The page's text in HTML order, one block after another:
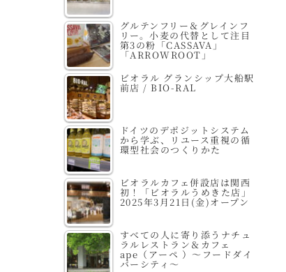
グルテンフリー＆グレインフ
リー。小麦の代替として注目
第3の粉「CASSAVA」
「ARROWROOT」
ビオラル グランシップ大船駅
前店 / BIO-RAL
ドイツのデポジットシステム
から学ぶ、リユース重視の循
環型社会のつくりかた
ビオラルカフェ併設店は関西
初！「ビオラルうめきた店」
2025年3月21日(金)オープン
すべての人に寄り添うナチュ
ラルレストラン＆カフェ
ape（アーペ ）～フードダイ
バーシティ～